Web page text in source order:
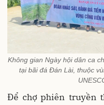
Không gian Ngày hội dân ca
tại bãi đá Đán Lài, thuộc
Để chợ phiên truyền